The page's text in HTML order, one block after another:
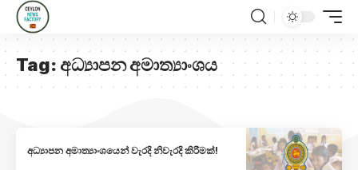
Tag: අධ්‍යාපන අමාත්‍යාංශය
අධ්‍යාපන අමාත්‍යාංශයෙන් වැරදි නිවැරදි කිරීමක්!